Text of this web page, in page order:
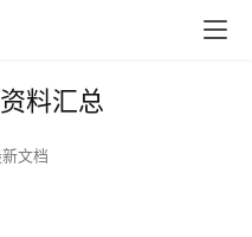
料汇总
文档